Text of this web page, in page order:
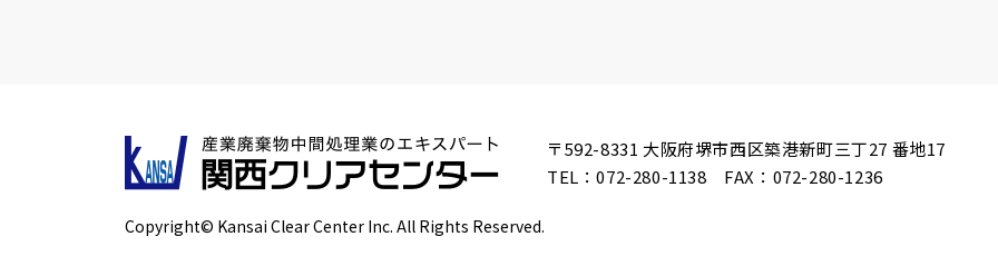
〒592-8331 大阪府堺市西区築港新町三丁27 番地17
TEL：072-280-1138 FAX：072-280-1236
Copyright© Kansai Clear Center Inc. All Rights Reserved.